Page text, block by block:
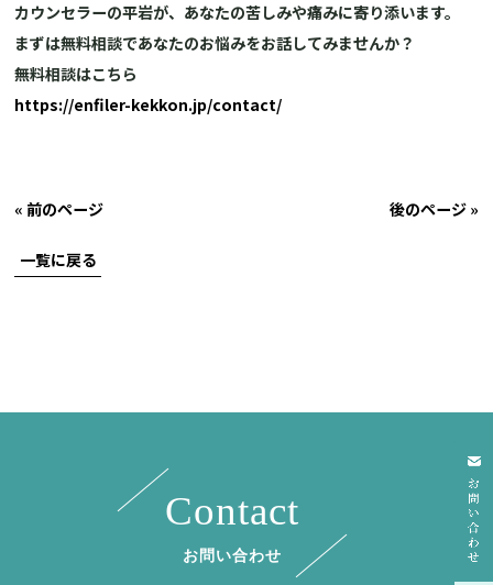
カウンセラーの平岩が、あなたの苦しみや痛みに寄り添います。
まずは無料相談であなたのお悩みをお話してみませんか？
無料相談はこちら
https://enfiler-kekkon.jp/contact/
« 前のページ 後のページ »
一覧に戻る
Contact
お問い合わせ